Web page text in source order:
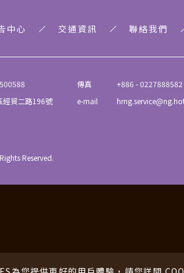
中心 交通資訊 聯絡我們
經貿二路196號
傳真
+886 - 0227888582
e-mail
Reserved.
老